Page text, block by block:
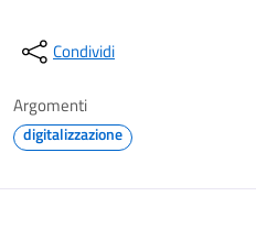
Condividi
Argomenti
digitalizzazione